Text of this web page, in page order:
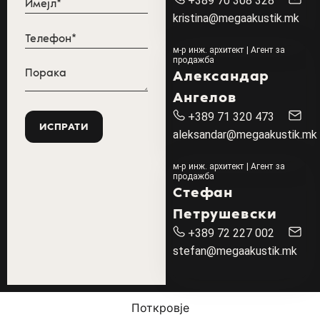
Поткровје
kristina@megaakustik.mk
м-р инж. архитект | Агент за
продажба
Александар
Ангелов
+389 71 320 473
aleksandar@megaakustik.mk
м-р инж. архитект | Агент за
продажба
Стефан
Петрушевски
+389 72 227 002
stefan@megaakustik.mk